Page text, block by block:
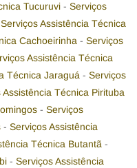
Tucuruvi - Serviços
Serviços Assistência Técnica
Cachoeirinha - Serviços
Assistência Técnica
Técnica Jaraguá - Serviços
Assistência Técnica Pirituba
- Serviços
- Serviços Assistência
Técnica Butantã -
- Serviços Assistência